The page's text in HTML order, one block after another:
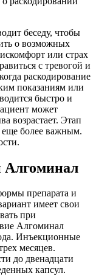
беседу, чтобы
о возможных
или страх
с тревогой и
раскодирование
показаниям или
быстро и
может
возрастает. Этап
еще более важным.
Алгоминал
препарата и
имеет свои
при
Алгоминал
Инъекционные
месяцев.
до двенадцати
капсул.